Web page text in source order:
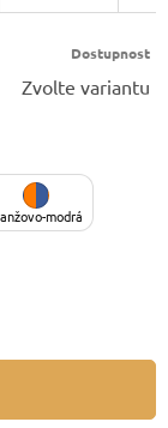
Dostupnost
Zvolte variantu
modrá